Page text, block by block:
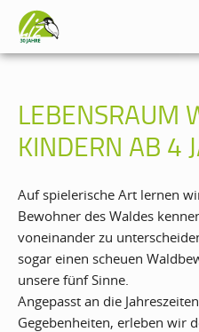
LEBENSRAUM
KINDERN AB 4
Auf spielerische Art lernen
Bewohner des Waldes
voneinander zu
sogar einen scheuen
unsere fünf Sinne.
Angepasst an die
Gegebenheiten, erleben wir